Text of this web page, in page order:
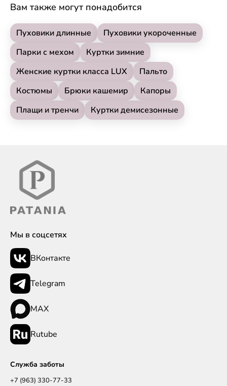
Вам также могут понадобится
Пуховики длинные
Пуховики укороченные
Парки с мехом
Куртки зимние
Женские куртки класса LUX
Пальто
Костюмы
Брюки кашемир
Капоры
Плащи и тренчи
Куртки демисезонные
Мы в соцсетях
ВКонтакте
Telegram
MAX
Rutube
Служба заботы
+7 (963) 330-77-33